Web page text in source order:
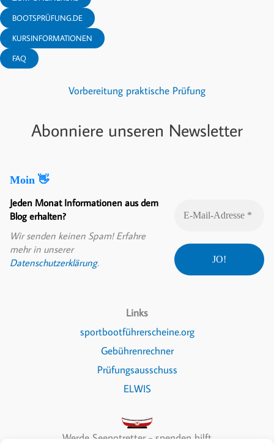
BOOTSPRÜFUNG.DE
KURSINFORMATIONEN
FAQ
Vorbereitung praktische Prüfung
Abonniere unseren Newsletter
Moin 👋
Jeden Monat Informationen aus dem
Blog erhalten?
Wir senden keinen Spam! Erfahre
mehr in unserer
Datenschutzerklärung.
Links
sportbootführerscheine.org
Gebührenrechner
Prüfungsausschuss
ELWIS
Werde Seenotretter - spenden hilft